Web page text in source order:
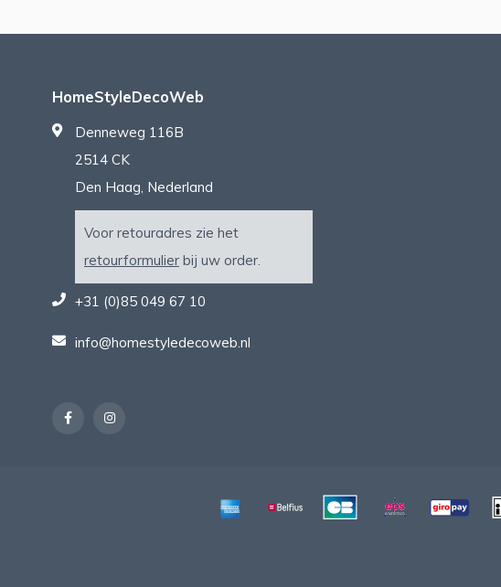
HomeStyleDecoWeb
Denneweg 116B
2514 CK
Den Haag, Nederland
Voor retouradres zie het
retourformulier bij uw order.
+31 (0)85 049 67 10
info@homestyledecoweb.nl